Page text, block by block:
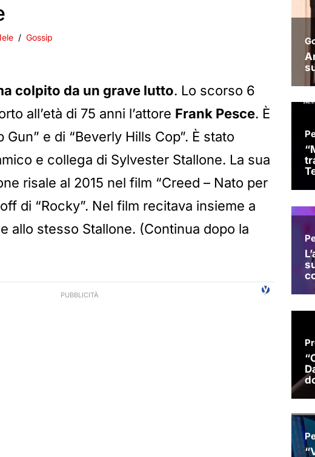
Gossip
colpito da un grave lutto. Lo scorso 6
all’età di 75 anni l’attore Frank Pesce. È
Gun” e di “Beverly Hills Cop”. È stato
e collega di Sylvester Stallone. La sua
risale al 2015 nel film “Creed – Nato per
di “Rocky”. Nel film recitava insieme a
allo stesso Stallone. (Continua dopo la